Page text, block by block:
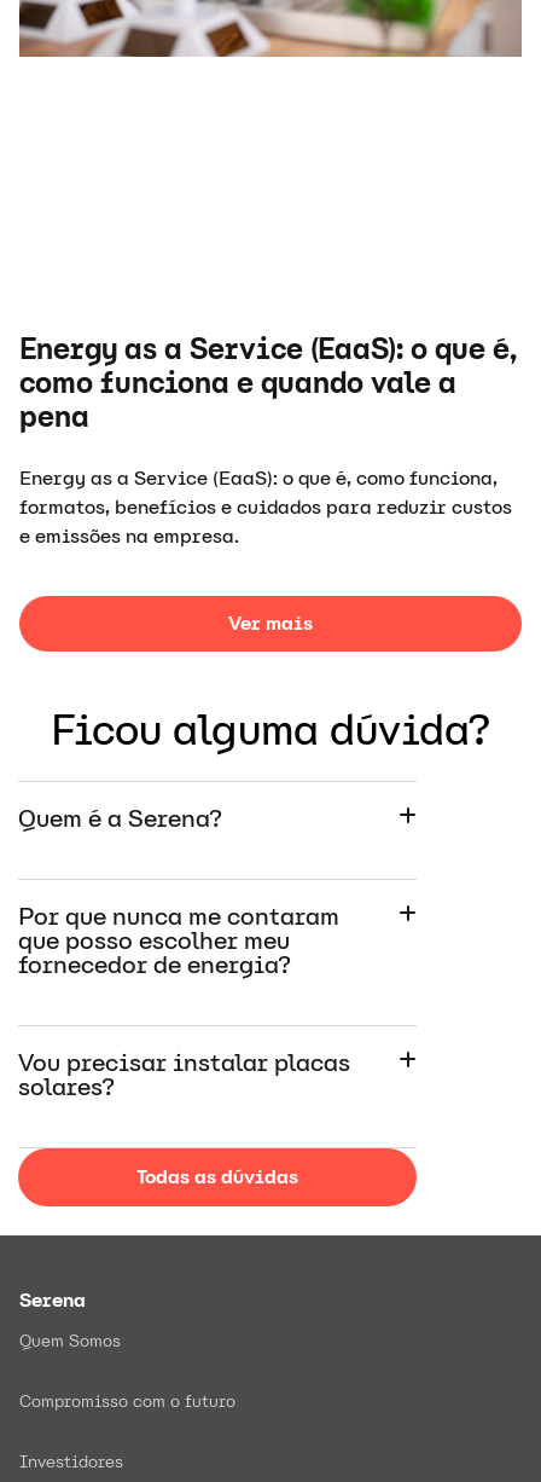
Energy as a Service (EaaS): o que é,
como funciona e quando vale a
pena
Energy as a Service (EaaS): o que é, como funciona,
formatos, benefícios e cuidados para reduzir custos
e emissões na empresa.
Ver mais
Ficou alguma dúvida?
Quem é a Serena?
Por que nunca me contaram
que posso escolher meu
fornecedor de energia?
Vou precisar instalar placas
solares?
Todas as dúvidas
Serena
Quem Somos
Compromisso com o futuro
Investidores